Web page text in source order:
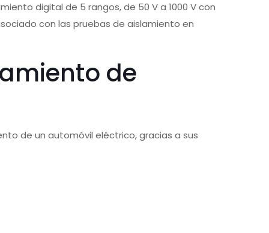
digital de 5 rangos, de 50 V a 1000 V con
con las pruebas de aislamiento en
de
de un automóvil eléctrico, gracias a sus